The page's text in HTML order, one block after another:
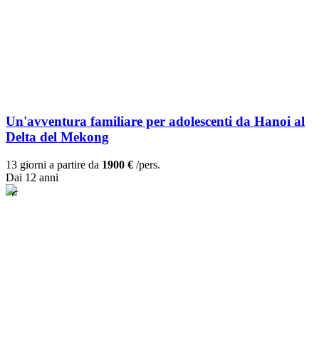
Un'avventura familiare per adolescenti da Hanoi al
Delta del Mekong
13 giorni a partire da 1900 € /pers.
Dai 12 anni